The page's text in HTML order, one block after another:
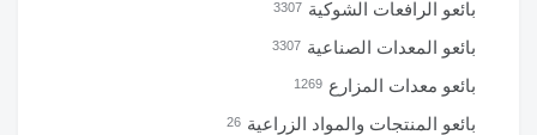
بائعو الرافعات الشوكية 3307
بائعو المعدات الصناعية 3307
بائعو معدات المزارع 1269
بائعو المنتجات والمواد الزراعية 26